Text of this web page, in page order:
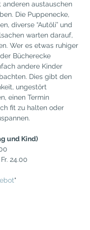
anderen austauschen
Die Puppenecke,
diverse “Autöli” und
warten darauf,
Wer es etwas ruhiger
Bücherecke
andere Kinder
Dies gibt den
ungestört
einen Termin
fit zu halten oder
und Kind)
24.00
"